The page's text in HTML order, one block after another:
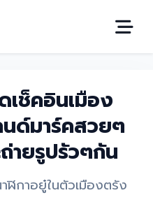
ช็คอินเมือง
ด์มาร์คสวยๆ
ายรูปรัวๆกัน
กาอยู๋ในตัวเมืองตรัง